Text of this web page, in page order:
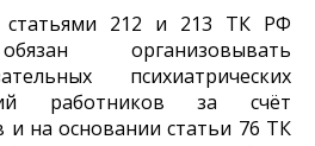
статьями 212 и 213 ТК РФ
организовывать
психиатрических
работников за счёт
и на основании статьи 76 ТК